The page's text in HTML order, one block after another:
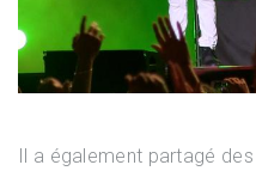
Il a également partagé